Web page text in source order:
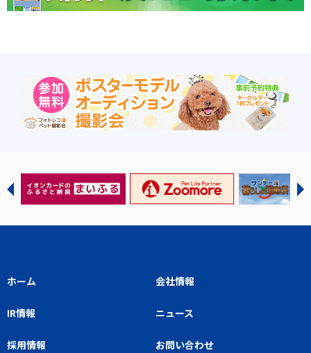
ホーム 会社情報
IR情報 ニュース
採用情報 お問い合わせ